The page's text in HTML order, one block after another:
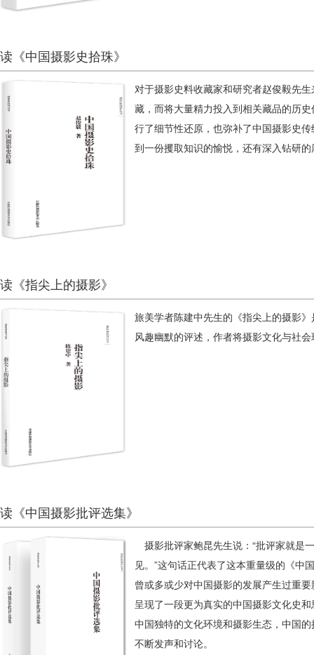
读《中国摄影史拾珠》
对于摄影史料收藏家和研究者赵俊毅先
藏，而将大量精力投入到相关藏品的历
行了细节性还原，也弥补了中国摄影史
到一份攫取知识的愉悦，还有深入钻研
读《指尖上的摄影》
旅美学者陈建中先生的《指尖上的摄影
风趣幽默的评述，作者将摄影文化与社
读《中国摄影批评选集》
摄影批评家鲍昆先生说：“批评家就是
见。”这句话正代表了这本重量级的《中
曾或多或少对中国摄影的发展产生过重
呈现了一段更为真实的中国摄影文化史
中国独特的文化环境和摄影生态，中国
不断发声和讨论。